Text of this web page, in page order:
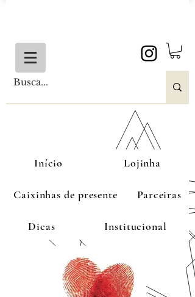
Início Lojinha
Caixinhas de presente Parceiras
Dicas Institucional